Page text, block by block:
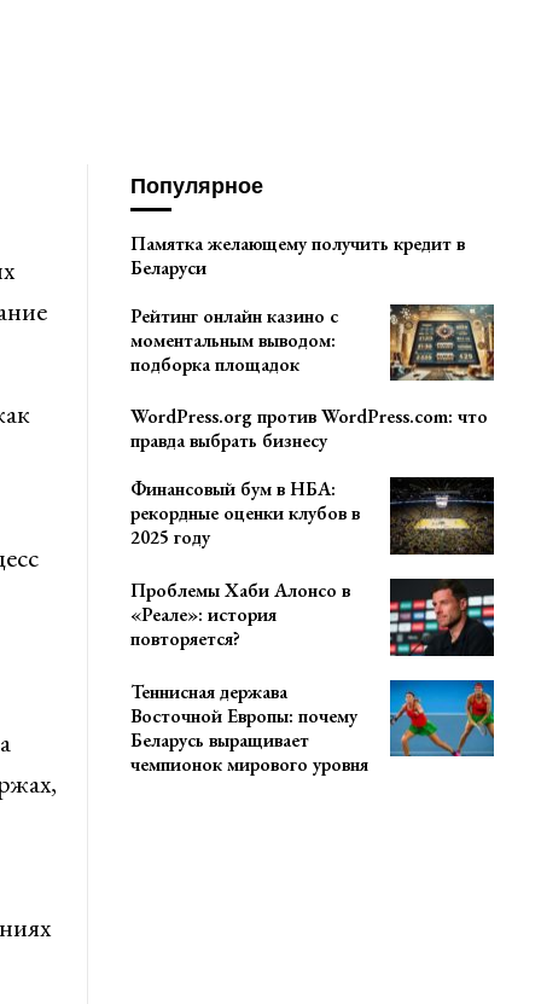
Популярное
Памятка желающему получить кредит в
Беларуси
Рейтинг онлайн казино с
моментальным выводом:
подборка площадок
WordPress.org против WordPress.com: что
правда выбрать бизнесу
Финансовый бум в НБА:
рекордные оценки клубов в
2025 году
Проблемы Хаби Алонсо в
«Реале»: история
повторяется?
Теннисная держава
Восточной Европы: почему
Беларусь выращивает
чемпионок мирового уровня